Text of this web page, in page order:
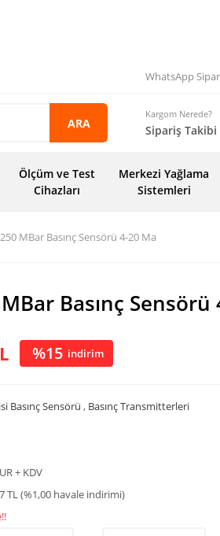
WhatsApp
ARA
Kargom Nerede?
Sipariş Takibi
Ölçüm ve Test
Cihazları
Merkezi Yağlama
Sistemleri
MBar Basınç Sensörü 4-20 Ma
Basınç Sensörü
%15 indirim
Basınç Sensörü , Basınç Transmitterleri
+ KDV
TL (%1,00 havale indirimi)